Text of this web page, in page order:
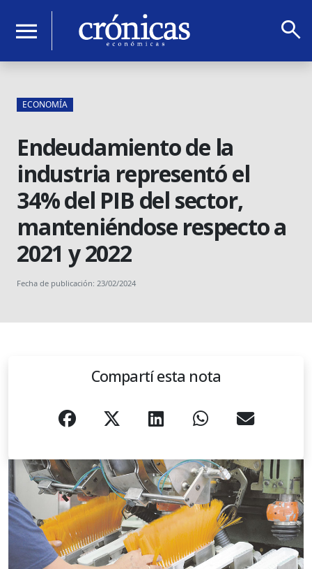
menu search
ECONOMÍA
Endeudamiento de la
industria representó el
34% del PIB del sector,
manteniéndose respecto a
2021 y 2022
Fecha de publicación: 23/02/2024
Compartí esta nota